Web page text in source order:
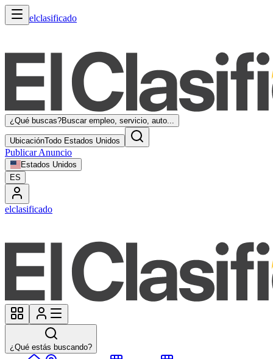
elclasificado
¿Qué buscas?Buscar empleo, servicio, auto...
UbicaciónTodo Estados Unidos
Publicar Anuncio
Estados Unidos
ES
elclasificado
¿Qué estás buscando?